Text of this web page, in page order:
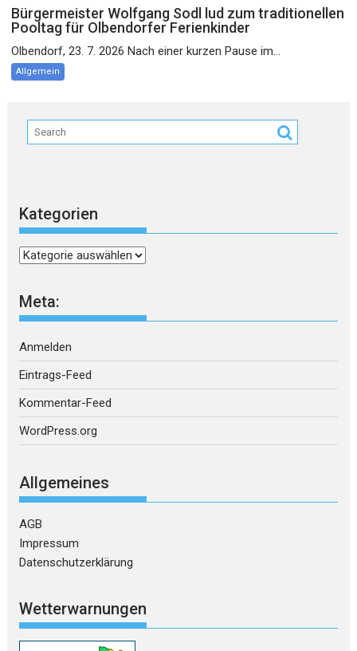
Bürgermeister Wolfgang Sodl lud zum traditionellen
Pooltag für Olbendorfer Ferienkinder
Olbendorf, 23. 7. 2026 Nach einer kurzen Pause im...
Allgemein
Kategorien
Kategorien
Meta:
Anmelden
Eintrags-Feed
Kommentar-Feed
WordPress.org
Allgemeines
AGB
Impressum
Datenschutzerklärung
Wetterwarnungen